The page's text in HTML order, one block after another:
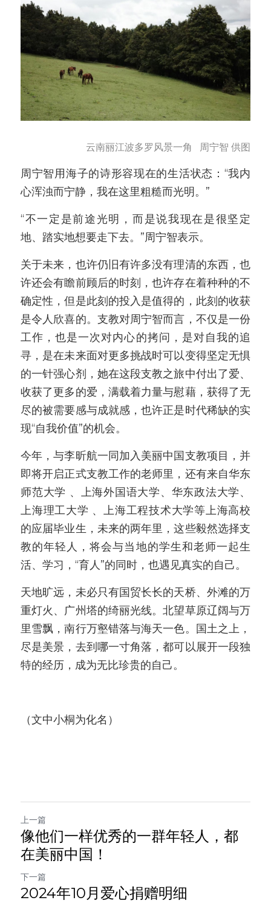
云南丽江波多罗风景一角   周宁智 供图
周宁智用海子的诗形容现在的生活状态：“我内
心浑浊而宁静，我在这里粗糙而光明。”
“不一定是前途光明，而是说我现在是很坚定
地、踏实地想要走下去。”周宁智表示。
关于未来，也许仍旧有许多没有理清的东西，也
许还会有瞻前顾后的时刻，也许存在着种种的不
确定性，但是此刻的投入是值得的，此刻的收获
是令人欣喜的。支教对周宁智而言，不仅是一份
工作，也是一次对内心的拷问，是对自我的追
寻，是在未来面对更多挑战时可以变得坚定无惧
的一针强心剂，她在这段支教之旅中付出了爱、
收获了更多的爱，满载着力量与慰藉，获得了无
尽的被需要感与成就感，也许正是时代稀缺的实
现“自我价值”的机会。
今年，与李昕航一同加入美丽中国支教项目，并
即将开启正式支教工作的老师里，还有来自华东
师范大学 、上海外国语大学、华东政法大学、
上海理工大学 、上海工程技术大学等上海高校
的应届毕业生，未来的两年里，这些毅然选择支
教的年轻人，将会与当地的学生和老师一起生
活、学习，“育人”的同时，也遇见真实的自己。
天地旷远，未必只有国贸长长的天桥、外滩的万
重灯火、广州塔的绮丽光线。北望草原辽阔与万
里雪飘，南行万壑错落与海天一色。国土之上，
尽是美景，去到哪一寸角落，都可以展开一段独
特的经历，成为无比珍贵的自己。
（文中小桐为化名）
上一篇
像他们一样优秀的一群年轻人，都
在美丽中国！
下一篇
2024年10月爱心捐赠明细